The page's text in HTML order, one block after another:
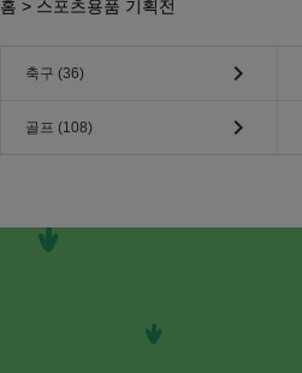
홈 > 스포츠용품 기획전
축구 (36) keyboard_arrow_right
골프 (108) keyboard_arrow_right